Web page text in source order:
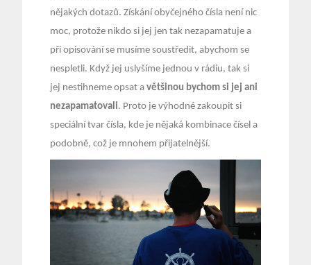
nějakých dotazů. Získání obyčejného čísla není nic
moc, protože nikdo si jej jen tak nezapamatuje a
při opisování se musíme soustředit, abychom se
nespletli. Když jej uslyšíme jednou v rádiu, tak si
jej nestihneme opsat avětšinou bychom si jej ani
nezapamatovali. Proto je výhodné zakoupit si
speciální tvar čísla, kde je nějaká kombinace čísel a
podobně, což je mnohem přijatelnější.